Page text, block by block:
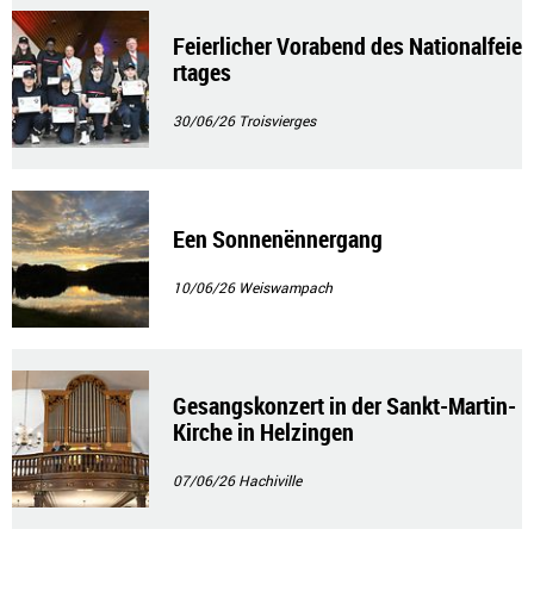
Feierlicher Vorabend des Nationalfeie
rtages
30/06/26 Troisvierges
Een Sonnenënnergang
10/06/26 Weiswampach
Gesangskonzert in der Sankt-Martin-
Kirche in Helzingen
07/06/26Hachiville